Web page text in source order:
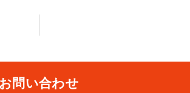
お問い合わせ